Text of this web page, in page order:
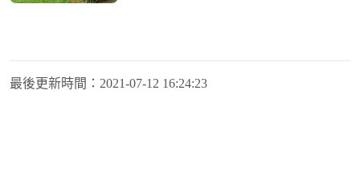
最後更新時間： 2021-07-12 16:24:23